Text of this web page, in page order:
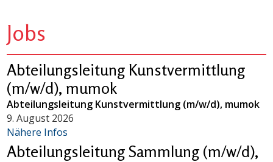
Jobs
Abteilungsleitung Kunstvermittlung
(m/w/d), mumok
Abteilungsleitung Kunstvermittlung (m/w/d), mumok
9. August 2026
Nähere Infos
Abteilungsleitung Sammlung (m/w/d),